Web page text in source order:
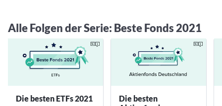
Alle Folgen der Serie: Beste Fonds 2021
Die besten ETFs 2021
Die besten